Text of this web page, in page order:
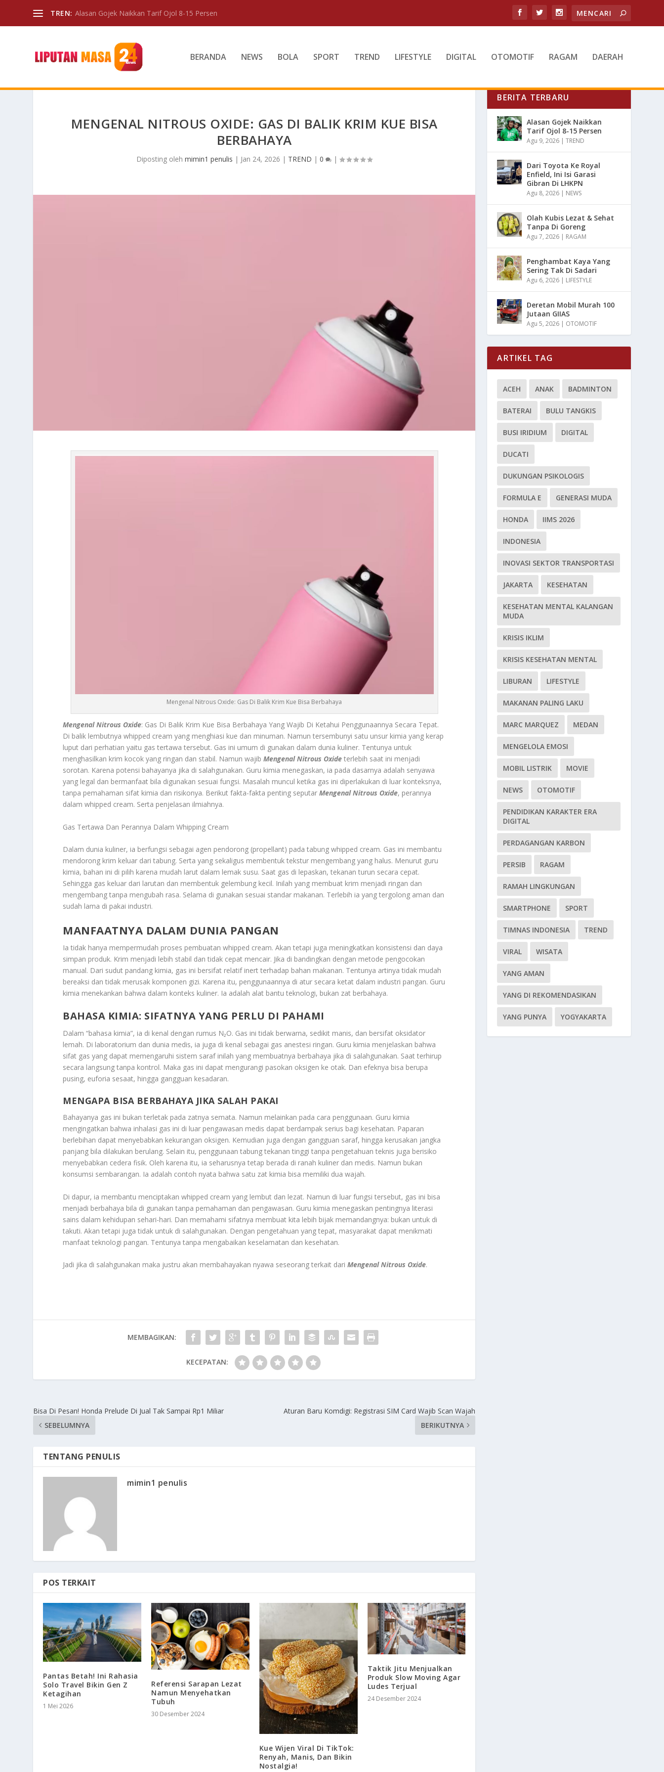
TREN: Alasan Gojek Naikkan Tarif Ojol 8-15 Persen
BERANDA NEWS BOLA SPORT TREND LIFESTYLE DIGITAL OTOMOTIF RAGAM DAERAH
MENGENAL NITROUS OXIDE: GAS DI BALIK KRIM KUE BISA
BERBAHAYA
Diposting olehmimin1 penulis | Jan 24, 2026 | TREND |0 |
Mengenal Nitrous Oxide: Gas Di Balik Krim Kue Bisa Berbahaya
Mengenal Nitrous Oxide: Gas Di Balik Krim Kue Bisa Berbahaya Yang Wajib Di Ketahui Penggunaannya Secara Tepat.
Di balik lembutnya whipped cream yang menghiasi kue dan minuman. Namun tersembunyi satu unsur kimia yang kerap
luput dari perhatian yaitu gas tertawa tersebut. Gas ini umum di gunakan dalam dunia kuliner. Tentunya untuk
menghasilkan krim kocok yang ringan dan stabil. Namun wajibMengenal Nitrous Oxide terlebih saat ini menjadi
sorotan. Karena potensi bahayanya jika di salahgunakan. Guru kimia menegaskan, ia pada dasarnya adalah senyawa
yang legal dan bermanfaat bila digunakan sesuai fungsi. Masalah muncul ketika gas ini diperlakukan di luar konteksnya,
tanpa pemahaman sifat kimia dan risikonya. Berikut fakta-fakta penting seputarMengenal Nitrous Oxide, perannya
dalam whipped cream. Serta penjelasan ilmiahnya.
Gas Tertawa Dan Perannya Dalam Whipping Cream
Dalam dunia kuliner, ia berfungsi sebagai agen pendorong (propellant) pada tabung whipped cream. Gas ini membantu
mendorong krim keluar dari tabung. Serta yang sekaligus membentuk tekstur mengembang yang halus. Menurut guru
kimia, bahan ini di pilih karena mudah larut dalam lemak susu. Saat gas di lepaskan, tekanan turun secara cepat.
Sehingga gas keluar dari larutan dan membentuk gelembung kecil. Inilah yang membuat krim menjadi ringan dan
mengembang tanpa mengubah rasa. Selama di gunakan sesuai standar makanan. Terlebih ia yang tergolong aman dan
sudah lama di pakai industri.
MANFAATNYA DALAM DUNIA PANGAN
Ia tidak hanya mempermudah proses pembuatan whipped cream. Akan tetapi juga meningkatkan konsistensi dan daya
simpan produk. Krim menjadi lebih stabil dan tidak cepat mencair. Jika di bandingkan dengan metode pengocokan
manual. Dari sudut pandang kimia, gas ini bersifat relatif inert terhadap bahan makanan. Tentunya artinya tidak mudah
bereaksi dan tidak merusak komponen gizi. Karena itu, penggunaannya di atur secara ketat dalam industri pangan. Guru
kimia menekankan bahwa dalam konteks kuliner. Ia adalah alat bantu teknologi, bukan zat berbahaya.
BAHASA KIMIA: SIFATNYA YANG PERLU DI PAHAMI
Dalam “bahasa kimia”, ia di kenal dengan rumus N₂O. Gas ini tidak berwarna, sedikit manis, dan bersifat oksidator
lemah. Di laboratorium dan dunia medis, ia juga di kenal sebagai gas anestesi ringan. Guru kimia menjelaskan bahwa
sifat gas yang dapat memengaruhi sistem saraf inilah yang membuatnya berbahaya jika di salahgunakan. Saat terhirup
secara langsung tanpa kontrol. Maka gas ini dapat mengurangi pasokan oksigen ke otak. Dan efeknya bisa berupa
pusing, euforia sesaat, hingga gangguan kesadaran.
MENGAPA BISA BERBAHAYA JIKA SALAH PAKAI
Bahayanya gas ini bukan terletak pada zatnya semata. Namun melainkan pada cara penggunaan. Guru kimia
mengingatkan bahwa inhalasi gas ini di luar pengawasan medis dapat berdampak serius bagi kesehatan. Paparan
berlebihan dapat menyebabkan kekurangan oksigen. Kemudian juga dengan gangguan saraf, hingga kerusakan jangka
panjang bila dilakukan berulang. Selain itu, penggunaan tabung tekanan tinggi tanpa pengetahuan teknis juga berisiko
menyebabkan cedera fisik. Oleh karena itu, ia seharusnya tetap berada di ranah kuliner dan medis. Namun bukan
konsumsi sembarangan. Ia adalah contoh nyata bahwa satu zat kimia bisa memiliki dua wajah.
Di dapur, ia membantu menciptakan whipped cream yang lembut dan lezat. Namun di luar fungsi tersebut, gas ini bisa
menjadi berbahaya bila di gunakan tanpa pemahaman dan pengawasan. Guru kimia menegaskan pentingnya literasi
sains dalam kehidupan sehari-hari. Dan memahami sifatnya membuat kita lebih bijak memandangnya: bukan untuk di
takuti. Akan tetapi juga tidak untuk di salahgunakan. Dengan pengetahuan yang tepat, masyarakat dapat menikmati
manfaat teknologi pangan. Tentunya tanpa mengabaikan keselamatan dan kesehatan.
Jadi jika di salahgunakan maka justru akan membahayakan nyawa seseorang terkait dariMengenal Nitrous Oxide.
MEMBAGIKAN:
KECEPATAN:
Bisa Di Pesan! Honda Prelude Di Jual Tak Sampai Rp1 Miliar
SEBELUMNYA
Aturan Baru Komdigi: Registrasi SIM Card Wajib Scan Wajah
BERIKUTNYA
TENTANG PENULIS
mimin1 penulis
POS TERKAIT
Pantas Betah! Ini Rahasia
Solo Travel Bikin Gen Z
Ketagihan
1 Mei 2026
Referensi Sarapan Lezat
Namun Menyehatkan
Tubuh
30 Desember 2024
Kue Wijen Viral Di TikTok:
Renyah, Manis, Dan Bikin
Nostalgia!
Taktik Jitu Menjualkan
Produk Slow Moving Agar
Ludes Terjual
24 Desember 2024
BERITA TERBARU
Alasan Gojek Naikkan
Tarif Ojol 8-15 Persen
Agu 9, 2026 |TREND
Dari Toyota Ke Royal
Enfield, Ini Isi Garasi
Gibran Di LHKPN
Agu 8, 2026 | NEWS
Olah Kubis Lezat & Sehat
Tanpa Di Goreng
Agu 7, 2026 | RAGAM
Penghambat Kaya Yang
Sering Tak Di Sadari
Agu 6, 2026 | LIFESTYLE
Deretan Mobil Murah 100
Jutaan GIIAS
Agu 5, 2026 | OTOMOTIF
ARTIKEL TAG
ACEH ANAK BADMINTON
BATERAI BULU TANGKIS
BUSI IRIDIUM DIGITAL
DUCATI
DUKUNGAN PSIKOLOGIS
FORMULA E GENERASI MUDA
HONDA IIMS 2026
INDONESIA
INOVASI SEKTOR TRANSPORTASI
JAKARTA KESEHATAN
KESEHATAN MENTAL KALANGAN
MUDA
KRISIS IKLIM
KRISIS KESEHATAN MENTAL
LIBURAN LIFESTYLE
MAKANAN PALING LAKU
MARC MARQUEZ MEDAN
MENGELOLA EMOSI
MOBIL LISTRIK MOVIE
NEWS OTOMOTIF
PENDIDIKAN KARAKTER ERA
DIGITAL
PERDAGANGAN KARBON
PERSIB RAGAM
RAMAH LINGKUNGAN
SMARTPHONE SPORT
TIMNAS INDONESIA TREND
VIRAL WISATA
YANG AMAN
YANG DI REKOMENDASIKAN
YANG PUNYA YOGYAKARTA